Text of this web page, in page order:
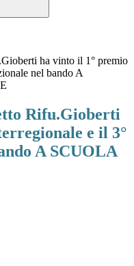
ha vinto il 1° premio
nel bando A
Rifu.Gioberti
e il 3°
A SCUOLA